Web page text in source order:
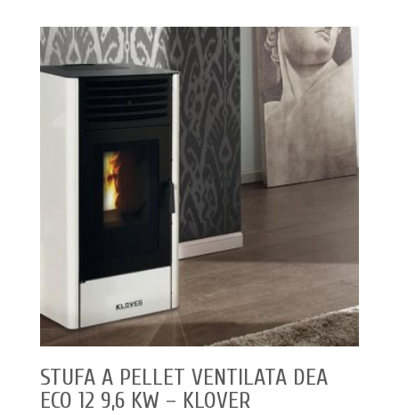
STUFA A PELLET VENTILATA DEA
ECO 12 9,6 KW – KLOVER